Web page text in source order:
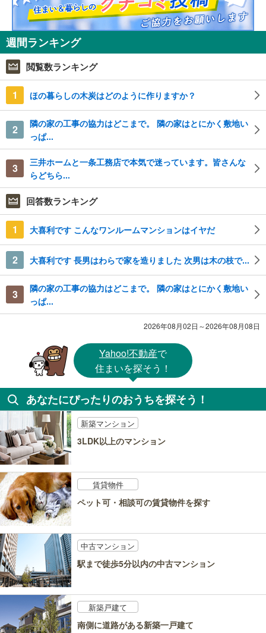
週間ランキング
閲覧数ランキング
1 ほの暮らしの木炭はどのように作りますか？
2
隣の家の工事の協力はどこまで。 隣の家はとにかく敷地い
っぱ...
3
三井ホームと一条工務店で本気で迷っています。皆さんな
らどちら...
回答数ランキング
1 大喜利です こんなワンルームマンションはイヤだ
2 大喜利です 長男はわらで家を造りました 次男は木の枝で...
3
隣の家の工事の協力はどこまで。 隣の家はとにかく敷地い
っぱ...
2026年08月02日～2026年08月08日
Yahoo!不動産で
住まいを探そう！
あなたにぴったりのおうちを探そう！
新築マンション
3LDK以上のマンション
賃貸物件
ペット可・相談可の賃貸物件を探す
中古マンション
駅まで徒歩5分以内の中古マンション
新築戸建て
南側に道路がある新築一戸建て